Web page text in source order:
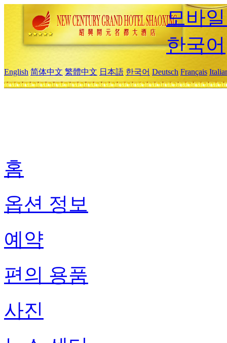
모바
한국어
English 简体中文 繁體中文 日本語 한국어 Deutsch Français
홈
옵션 정보
예약
편의 용품
사진